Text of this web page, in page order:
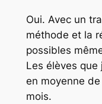
Oui. Avec un
méthode et la
possibles
Les élèves que
en moyenne
mois.